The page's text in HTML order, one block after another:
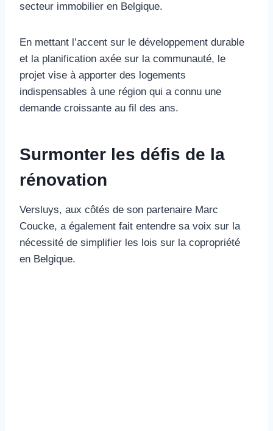
secteur immobilier en Belgique.
En mettant l’accent sur le développement durable
et la planification axée sur la communauté, le
projet vise à apporter des logements
indispensables à une région qui a connu une
demande croissante au fil des ans.
Surmonter les défis de la
rénovation
Versluys, aux côtés de son partenaire Marc
Coucke, a également fait entendre sa voix sur la
nécessité de simplifier les lois sur la copropriété
en Belgique.